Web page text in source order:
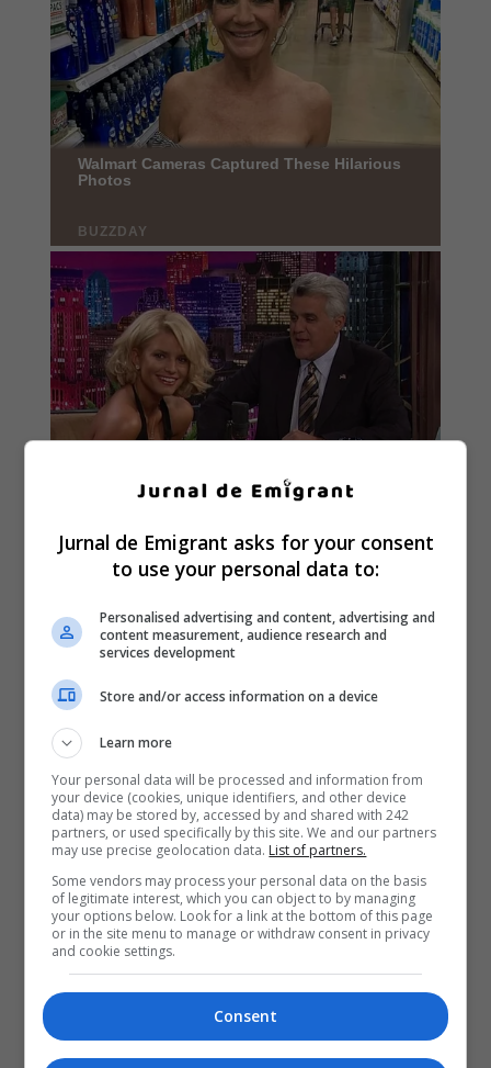
Jurnal de Emigrant asks for your consent
to use your personal data to:
Personalised advertising and content, advertising and
content measurement, audience research and
services development
Store and/or access information on a device
Learn more
Your personal data will be processed and information from
your device (cookies, unique identifiers, and other device
data) may be stored by, accessed by and shared with 242
partners, or used specifically by this site. We and our partners
may use precise geolocation data. List of partners.
Some vendors may process your personal data on the basis
of legitimate interest, which you can object to by managing
your options below. Look for a link at the bottom of this page
or in the site menu to manage or withdraw consent in privacy
and cookie settings.
Consent